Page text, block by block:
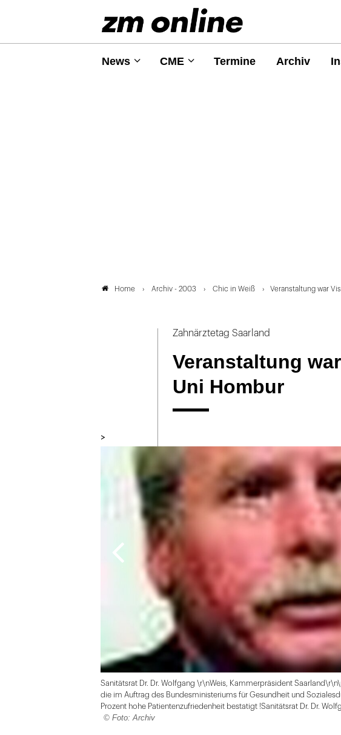
News CME Termine Archiv
Home Archiv - 2003 Chic in Weiß Veranstaltung war
Zahnärztetag Saarland
Veranstaltung
Uni Hombur
>
Sanitätsrat Dr. Dr. Wolfgang \r\nWeis, Kammerpräsident
die im Auftrag des Bundesministeriums für Gesundheit und
Prozent hohe Patientenzufriedenheit bestatigt !Sanitätsrat Dr. Dr.
© Foto: Archiv